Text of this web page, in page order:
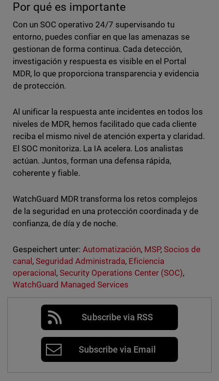
Por qué es importante
Con un SOC operativo 24/7 supervisando tu
entorno, puedes confiar en que las amenazas se
gestionan de forma continua. Cada detección,
investigación y respuesta es visible en el Portal
MDR, lo que proporciona transparencia y evidencia
de protección.
Al unificar la respuesta ante incidentes en todos los
niveles de MDR, hemos facilitado que cada cliente
reciba el mismo nivel de atención experta y claridad.
El SOC monitoriza. La IA acelera. Los analistas
actúan. Juntos, forman una defensa rápida,
coherente y fiable.
WatchGuard MDR transforma los retos complejos
de la seguridad en una protección coordinada y de
confianza, de día y de noche.
Gespeichert unter: Automatización, MSP,Socios de
canal , Seguridad Administrada, Eficiencia
operacional , Security Operations Center (SOC),
WatchGuard Managed Services
Subscribe via RSS
Subscribe via Email